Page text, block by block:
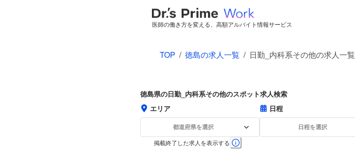
医師の働き方を変える、高額アルバイト情報サービス
TOP / 徳島の求人一覧 / 日勤_内科系その他の求人一覧
徳島県の日勤_内科系その他のスポット求人検索
エリア
都道府県を選択
日程
日程を選択
掲載終了した求人を表示する